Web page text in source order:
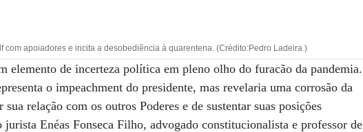
com apoiadores e incita a desobediência à quarentena. (Crédito:Pedro Ladeira )
elemento de incerteza política em pleno olho do furacão da pandemia.
o impeachment do presidente, mas revelaria uma corrosão da
relação com os outros Poderes e de sustentar suas posições
Enéas Fonseca Filho, advogado constitucionalista e professor de